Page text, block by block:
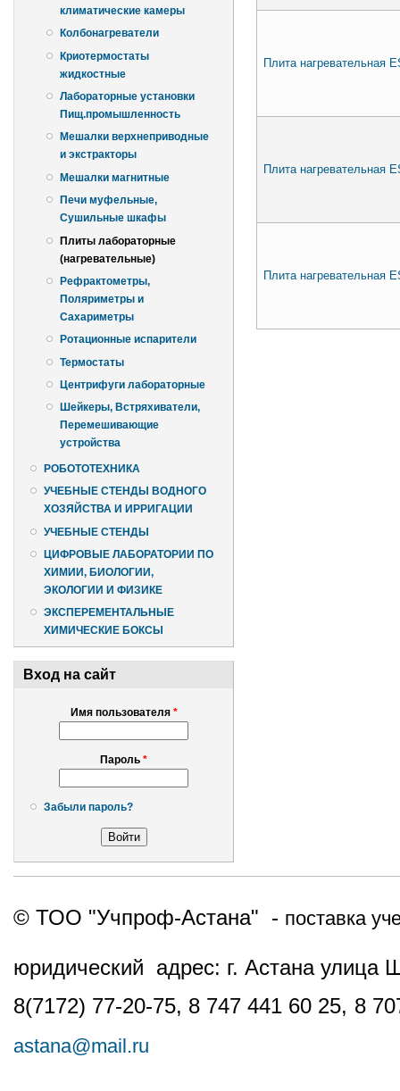
климатические камеры
Колбонагреватели
Криотермостаты
жидкостные
Лабораторные установки
Пищ.промышленность
Мешалки верхнеприводные
и экстракторы
Мешалки магнитные
Печи муфельные,
Сушильные шкафы
Плиты лабораторные
(нагревательные)
Рефрактометры,
Поляриметры и
Сахариметры
Ротационные испарители
Термостаты
Центрифуги лабораторные
Шейкеры, Встряхиватели,
Перемешивающие
устройства
РОБОТОТЕХНИКА
УЧЕБНЫЕ СТЕНДЫ ВОДНОГО
ХОЗЯЙСТВА И ИРРИГАЦИИ
УЧЕБНЫЕ СТЕНДЫ
ЦИФРОВЫЕ ЛАБОРАТОРИИ ПО
ХИМИИ, БИОЛОГИИ,
ЭКОЛОГИИ И ФИЗИКЕ
ЭКСПЕРЕМЕНТАЛЬНЫЕ
ХИМИЧЕСКИЕ БОКСЫ
Вход на сайт
Имя пользователя *
Пароль *
Забыли пароль?
Плита нагревательная
Плита нагревательная
Плита нагревательная
© ТОО "Учпроф-Астана" - поставка
юридический адрес: г. Астана
8(7172) 77-20-75, 8 747 441 60 25, 8
astana@mail.ru